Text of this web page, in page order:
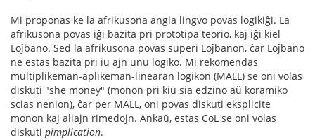
Mi proponas ke la afrikusona angla lingvo povas logikiĝi. La
afrikusona povas iĝi bazita pri prototipa teorio, kaj iĝi kiel
Loĵbano. Sed la afrikusona povas superi Loĵbanon, ĉar Loĵbano
ne estas bazita pri iu ajn unu logiko. Mi rekomendas
multiplikeman-aplikeman-linearan logikon (MALL) se oni volas
diskuti "she money" (monon pri kiu sia edzino aŭ koramiko
scias nenion), ĉar per MALL, oni povas diskuti eksplicite
monon kaj aliajn rimedojn. Ankaŭ, estas CoL se oni volas
diskuti pimplication.